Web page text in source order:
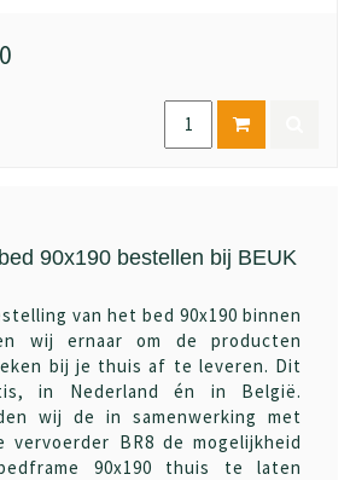
90x190 bestellen bij BEUK
van het bed 90x190 binnen
wij ernaar om de producten
bij je thuis af te leveren. Dit
in Nederland én in België.
wij de in samenwerking met
vervoerder BR8 de mogelijkheid
90x190 thuis te laten